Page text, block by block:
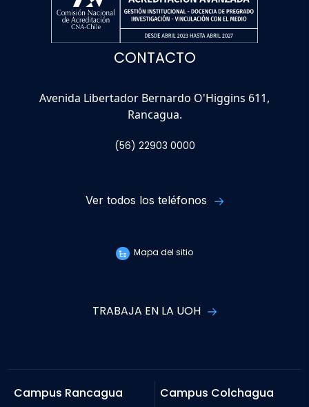
CONTACTO
Avenida Libertador Bernardo O'Higgins 611,
Rancagua.
(56) 22903 0000
Ver todos los teléfonos
Mapa del sitio
TRABAJA EN LA UOH
Campus Rancagua
Campus Colchagua